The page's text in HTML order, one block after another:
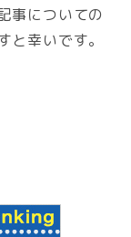
事についての
幸いです。